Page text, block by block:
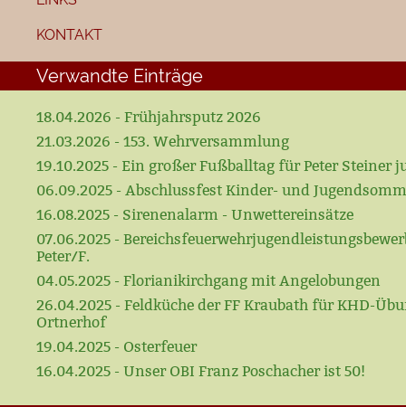
KONTAKT
Verwandte Einträge
18.04.2026 - Frühjahrsputz 2026
21.03.2026 - 153. Wehrversammlung
19.10.2025 - Ein großer Fußballtag für Peter Steiner
06.09.2025 - Abschlussfest Kinder- und
16.08.2025 - Sirenenalarm - Unwettereinsätze
07.06.2025 -
Peter/F.
04.05.2025 - Florianikirchgang mit Angelobungen
26.04.2025 - Feldküche der FF Kraubath für KHD-
Ortnerhof
19.04.2025 - Osterfeuer
16.04.2025 - Unser OBI Franz Poschacher ist 50!